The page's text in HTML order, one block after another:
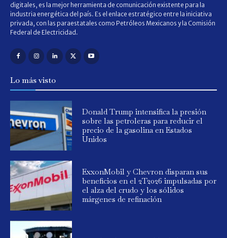
digitales, es la mejor herramienta de comunicación existente para la
industria energética del país. Es el enlace estratégico entre la iniciativa
privada, con las paraestatales como Petróleos Mexicanos y la Comisión
Federal de Electricidad.
Lo más visto
Donald Trump intensifica la presión
sobre las petroleras para reducir el
precio de la gasolina en Estados
Unidos
ExxonMobil y Chevron disparan sus
beneficios en el 2T2026 impulsadas por
el alza del crudo y los sólidos
márgenes de refinación